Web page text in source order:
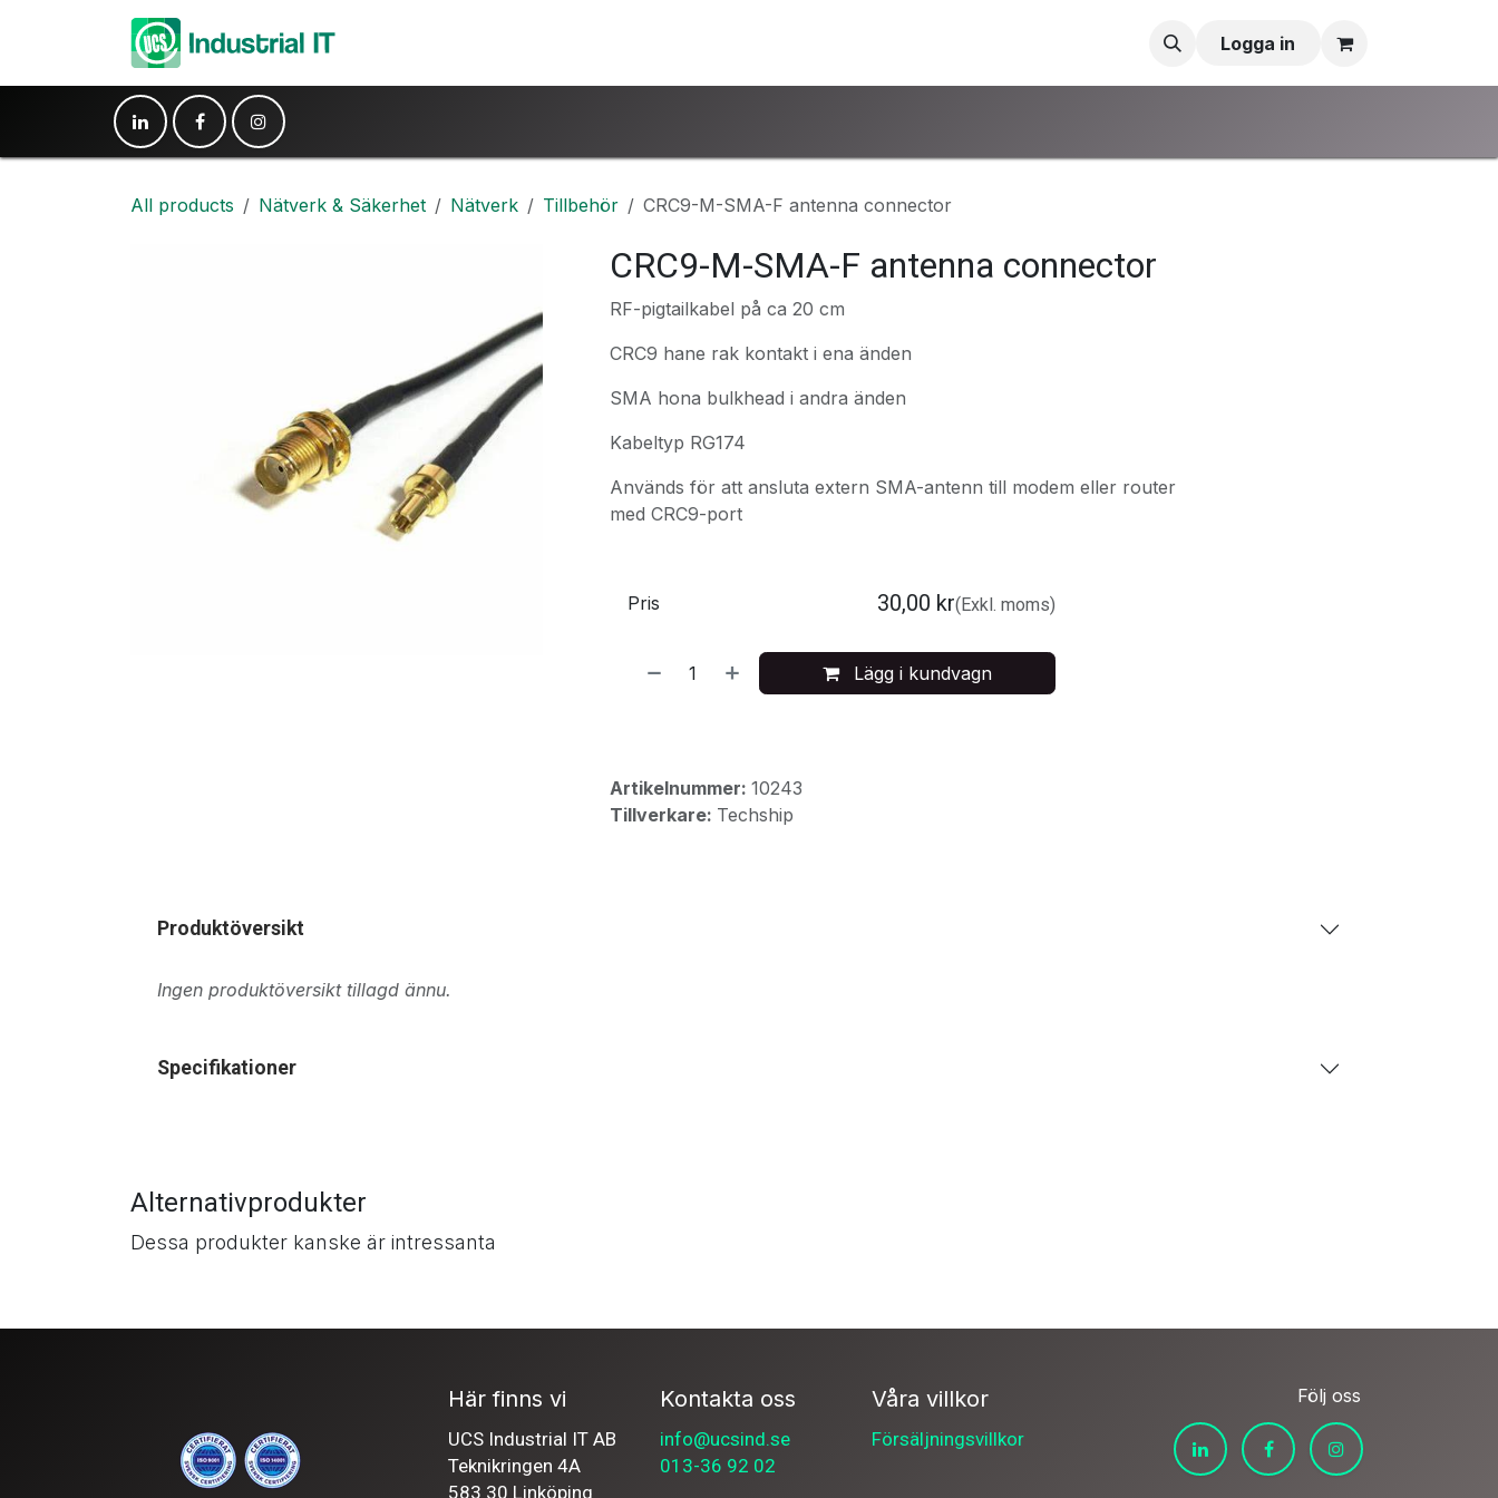
Hoppa till innehåll
Logga in
All products Nätverk & Säkerhet Nätverk Tillbehör CRC9-M-SMA-F antenna connector
CRC9-M-SMA-F antenna connector
RF-pigtailkabel på ca 20 cm
CRC9 hane rak kontakt i ena änden
SMA hona bulkhead i andra änden
Kabeltyp RG174
Används för att ansluta extern SMA-antenn till modem eller router
med CRC9-port
Lägg i kundvagn
Pris 30,00 kr(Exkl. moms)
Artikelnummer: 10243
Tillverkare: Techship
Produktöversikt
Ingen produktöversikt tillagd ännu.
Specifikationer
Alternativprodukter
Dessa produkter kanske är intressanta
Här finns vi
UCS Industrial IT AB
Teknikringen 4A
583 30 Linköping
Kontakta oss
info@ucsind.se
013-36 92 02
Våra villkor
Försäljningsvillkor
Följ oss